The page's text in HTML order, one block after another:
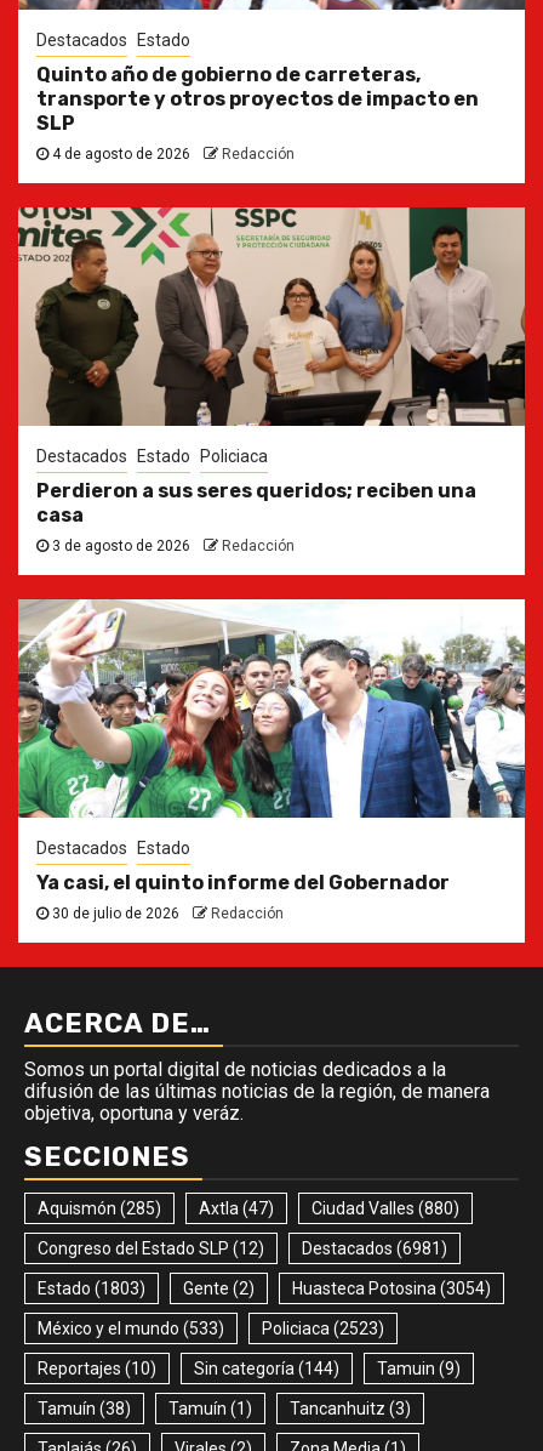
Destacados Estado
Quinto año de gobierno de carreteras,
transporte y otros proyectos de impacto en
SLP
4 de agosto de 2026 Redacción
Destacados Estado Policiaca
Perdieron a sus seres queridos; reciben una
casa
3 de agosto de 2026 Redacción
Destacados Estado
Ya casi, el quinto informe del Gobernador
30 de julio de 2026 Redacción
ACERCA DE…
Somos un portal digital de noticias dedicados a la
difusión de las últimas noticias de la región, de manera
objetiva, oportuna y veráz.
SECCIONES
Aquismón (285) Axtla (47) Ciudad Valles (880)
Congreso del Estado SLP (12) Destacados (6981)
Estado (1803) Gente (2) Huasteca Potosina (3054)
México y el mundo (533) Policiaca (2523)
Reportajes (10) Sin categoría (144) Tamuin (9)
Tamuín (38) Tamuín (1) Tancanhuitz (3)